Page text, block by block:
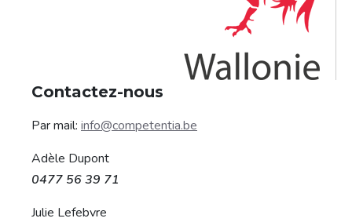
Contactez-nous
Par mail: info@competentia.be
Adèle Dupont
0477 56 39 71
Julie Lefebvre